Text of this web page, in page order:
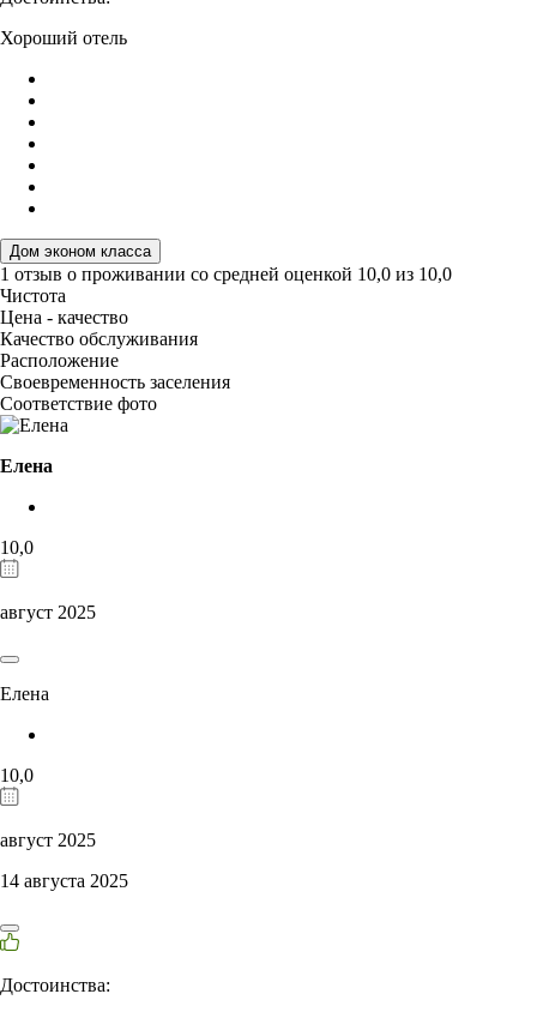
Хороший отель
Дом эконом класса
1 отзыв о проживании со средней оценкой 10,0 из 10,0
Чистота
Цена - качество
Качество обслуживания
Расположение
Своевременность заселения
Соответствие фото
Елена
10,0
август 2025
Елена
10,0
август 2025
14 августа 2025
Достоинства: